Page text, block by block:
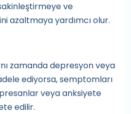
ve
azaltmaya yardımcı olur.
zamanda depresyon veya
ediyorsa, semptomları
veya anksiyete
edilir.